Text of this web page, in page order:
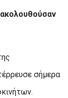
σήμερα